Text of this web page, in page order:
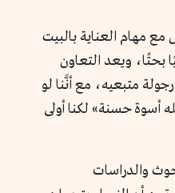
مع مهام العناية بالبيت
بحتًا، ويعد التعاون
متبعيه، مع أنَّنا لو
أسوة حسنة» لكنا أولى
والدراسات